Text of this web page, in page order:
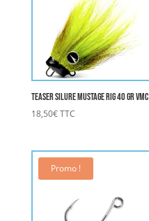
Teaser Silure Mustage rig 40 gr VMC
18,50€TTC
Promo !